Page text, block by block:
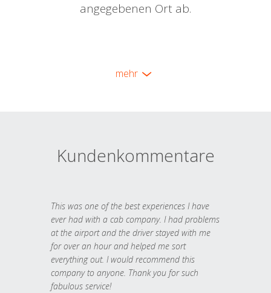
angegebenen Ort ab.
mehr
Kundenkommentare
This was one of the best experiences I have
ever had with a cab company. I had problems
at the airport and the driver stayed with me
for over an hour and helped me sort
everything out. I would recommend this
company to anyone. Thank you for such
fabulous service!